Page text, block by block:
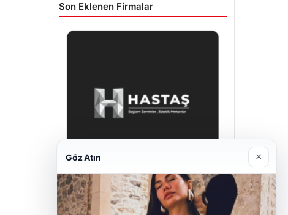
Son Eklenen Firmalar
Hastaş Beton
Göz Atın ×